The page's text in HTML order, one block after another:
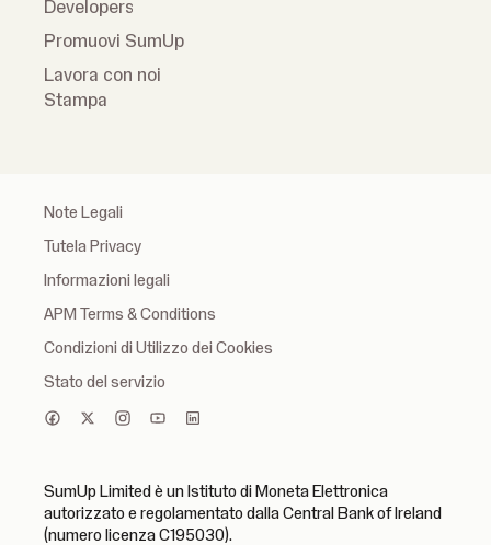
Developers
Promuovi SumUp
Lavora con noi
Stampa
Note Legali
Tutela Privacy
Informazioni legali
APM Terms & Conditions
Condizioni di Utilizzo dei Cookies
Stato del servizio
SumUp Limited è un Istituto di Moneta Elettronica
autorizzato e regolamentato dalla Central Bank of Ireland
(numero licenza C195030).